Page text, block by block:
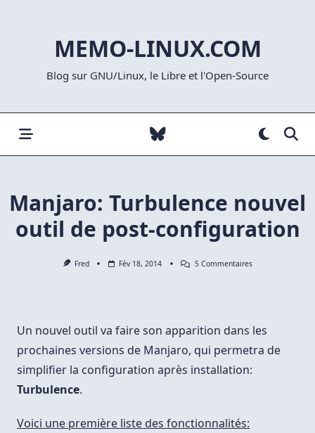
MEMO-LINUX.COM
Blog sur GNU/Linux, le Libre et l'Open-Source
Manjaro: Turbulence nouvel
outil de post-configuration
Fred Fév 18, 2014 5 CommentairesSur
Post-
Configuration
Un nouvel outil va faire son apparition dans les
prochaines versions de Manjaro, qui permetra de
simplifier la configuration après installation:
Turbulence.
Voici une première liste des fonctionnalités: